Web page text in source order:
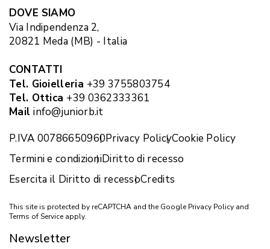
DOVE SIAMO
Via Indipendenza 2,
20821 Meda (MB) - Italia
CONTATTI
Tel. Gioielleria +39 3755803754
Tel. Ottica +39 0362333361
Mail info@juniorb.it
P.IVA 00786650960Privacy PolicyCookie Policy
Termini e condizioniDiritto di recesso
Esercita il Diritto di recessoCredits
This site is protected by reCAPTCHA and the Google Privacy Policy and
Terms of Service apply.
Newsletter